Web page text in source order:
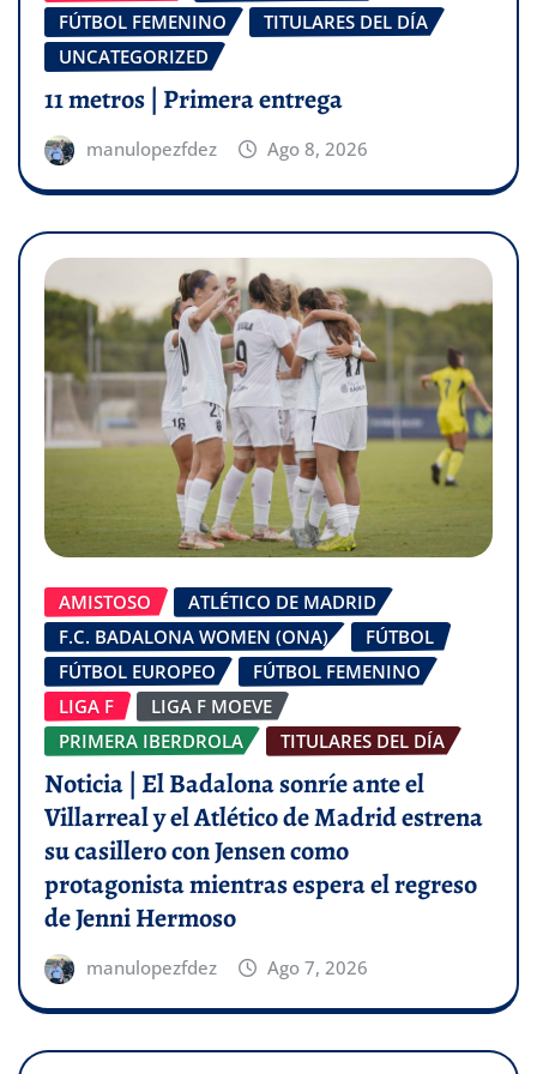
FÚTBOL FEMENINO
TITULARES DEL DÍA
UNCATEGORIZED
11 metros | Primera entrega
manulopezfdez Ago 8, 2026
AMISTOSO
ATLÉTICO DE MADRID
F.C. BADALONA WOMEN (ONA)
FÚTBOL
FÚTBOL EUROPEO
FÚTBOL FEMENINO
LIGA F
LIGA F MOEVE
PRIMERA IBERDROLA
TITULARES DEL DÍA
Noticia | El Badalona sonríe ante el
Villarreal y el Atlético de Madrid estrena
su casillero con Jensen como
protagonista mientras espera el regreso
de Jenni Hermoso
manulopezfdez Ago 7, 2026